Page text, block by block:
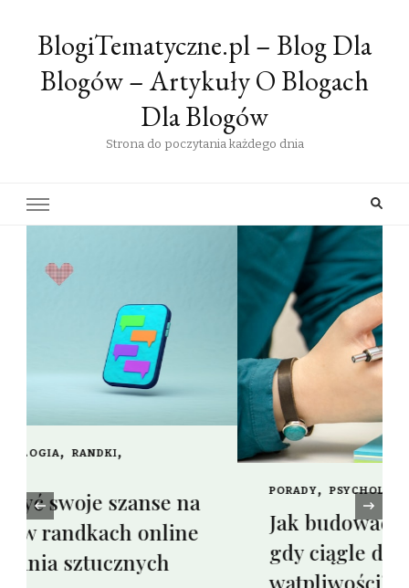
BlogiTematyczne.pl – Blog Dla
Blogów – Artykuły O Blogach
Dla Blogów
Strona do poczytania każdego dnia
ZDROWIE
Jak budować pewność siebie,
gdy ciągle dopadają Cię
wątpliwości?
‹